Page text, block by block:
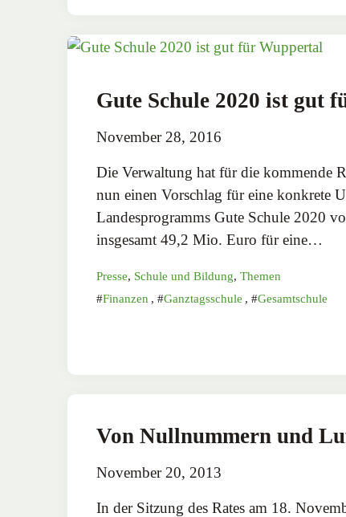
Gute Schule 2020 ist gut
November 28, 2016
Die Verwaltung hat für die kommende
nun einen Vorschlag für eine konkrete
Landesprogramms Gute Schule 2020
insgesamt 49,2 Mio. Euro für eine…
Presse, Schule und Bildung, Themen
Finanzen , Ganztagsschule , Gesamtschule
Von Nullnummern und
November 20, 2013
In der Sitzung des Rates am 18.